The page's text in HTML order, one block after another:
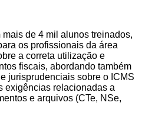
de 4 mil alunos treinados,
os profissionais da área
a correta utilização e
fiscais, abordando também
jurisprudenciais sobre o ICMS
exigências relacionadas a
e arquivos (CTe, NSe,